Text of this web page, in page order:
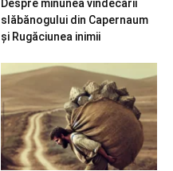
Despre minunea vindecării
slăbănogului din Capernaum
și Rugăciunea inimii